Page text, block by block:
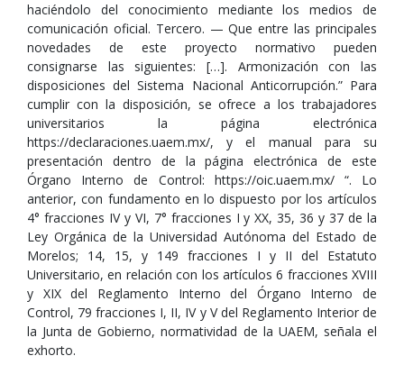
haciéndolo del conocimiento mediante los medios de
comunicación oficial. Tercero. — Que entre las principales
novedades de este proyecto normativo pueden
consignarse las siguientes: […]. Armonización con las
disposiciones del Sistema Nacional Anticorrupción.” Para
cumplir con la disposición, se ofrece a los trabajadores
universitarios la página electrónica
https://declaraciones.uaem.mx/, y el manual para su
presentación dentro de la página electrónica de este
Órgano Interno de Control: https://oic.uaem.mx/ “. Lo
anterior, con fundamento en lo dispuesto por los artículos
4° fracciones IV y VI, 7° fracciones I y XX, 35, 36 y 37 de la
Ley Orgánica de la Universidad Autónoma del Estado de
Morelos; 14, 15, y 149 fracciones I y II del Estatuto
Universitario, en relación con los artículos 6 fracciones XVIII
y XIX del Reglamento Interno del Órgano Interno de
Control, 79 fracciones I, II, IV y V del Reglamento Interior de
la Junta de Gobierno, normatividad de la UAEM, señala el
exhorto.